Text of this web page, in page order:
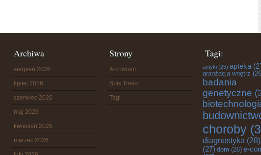
Archiwa
sierpień 2026
lipiec 2026
czerwiec 2026
maj 2026
kwiecień 2026
marzec 2026
Strony
Archiwum
Spis Treści
Tagi
Tagi:
antyki (25) apteka
aranżacja wnętrz
badania
genetyczne
choroby
diagnostyka (28)
(27) dom (26) e-